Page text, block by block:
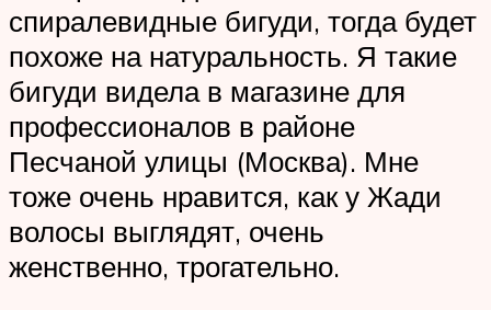
спиралевидные бигуди, тогда будет
похоже на натуральность. Я такие
бигуди видела в магазине для
профессионалов в районе
Песчаной улицы (Москва). Мне
тоже очень нравится, как у Жади
волосы выглядят, очень
женственно, трогательно.